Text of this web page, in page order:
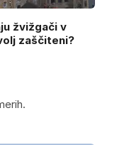
žvižgači v
zaščiteni?